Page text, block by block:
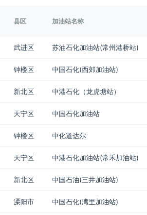
县区 加油站名称
武进区 苏油石化加油站(常州港桥站)
钟楼区 中国石化(西郊加油站)
新北区 中港石化（龙虎塘站）
天宁区 中国石化加油站
钟楼区 中化道达尔
天宁区 中港石化加油站(常禾加油站)
新北区 中国石油(三井加油站)
溧阳市 中国石化(湾里加油站)